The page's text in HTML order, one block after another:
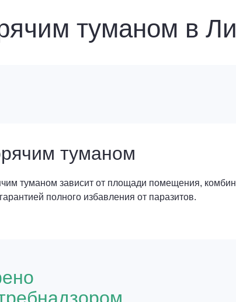
туманом в
туманом
туманом зависит от площади помещения,
полного избавления от паразитов.